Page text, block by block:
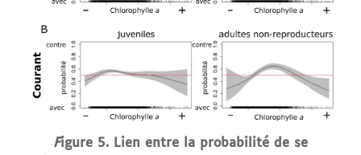
Figure 5. Lien entre la probabilité de se